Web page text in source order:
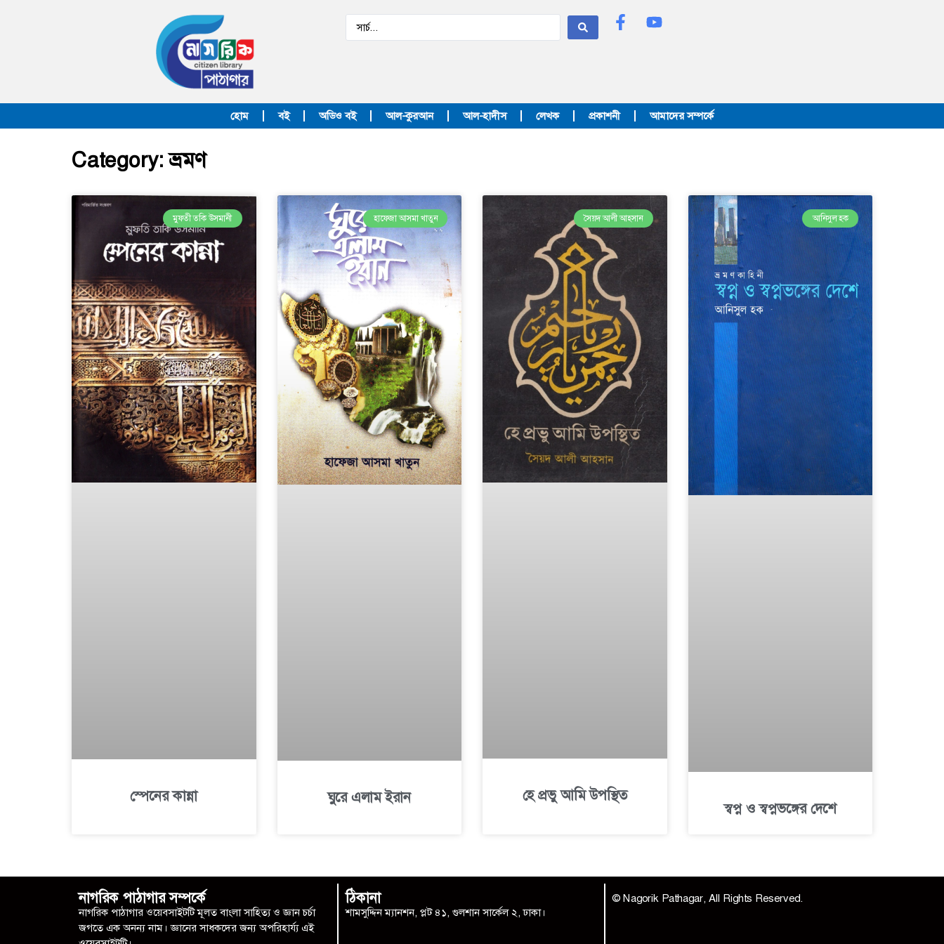
হোম বই অডিও বই আল-কুরআন আল-হাদীস লেখক প্রকাশনী আমাদের সম্পর্কে
Category: ভ্রমণ
মুফতী তকি উসমানী
স্পেনের কান্না
হাফেজা আসমা খাতুন
ঘুরে এলাম ইরান
সৈয়দ আলী আহসান
হে প্রভু আমি উপস্থিত
আনিসুল হক
স্বপ্ন ও স্বপ্নভঙ্গের দেশে
নাগরিক পাঠাগার সম্পর্কে
নাগরিক পাঠাগার ওয়েবসাইটটি মূলত বাংলা সাহিত্য ও জ্ঞান চর্চা
জগতে এক অনন্য নাম। জ্ঞানের সাধকদের জন্য অপরিহার্য্য এই
ঠিকানা
শামসুদ্দিন ম্যানশন, প্লট ৪১, গুলশান সার্কেল ২, ঢাকা।
© Nagorik Pathagar, All Rights Reserved.